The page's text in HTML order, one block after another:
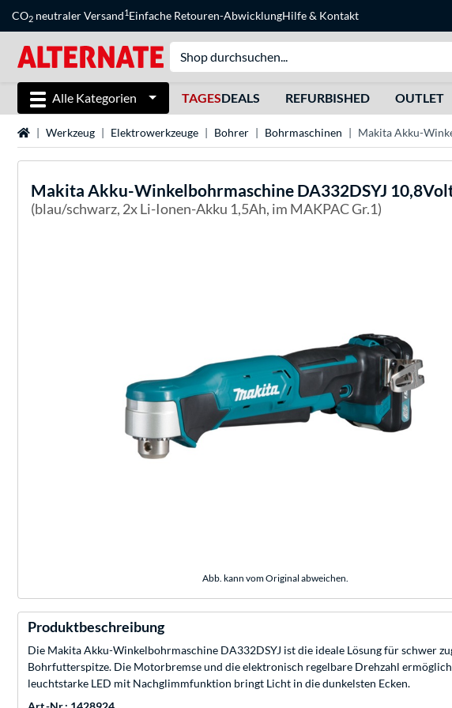
CO2 neutraler Versand1Einfache Retouren-AbwicklungHilfe& Kontakt
Alle Kategorien TAGESDEALS REFURBISHED OUTLET
StartseiteWerkzeug Elektrowerkzeuge Bohrer Bohrmaschinen Makita Akku-
Makita Akku-Winkelbohrmaschine DA332DSYJ
(blau/schwarz, 2x Li-Ionen-Akku 1,5Ah, im MAKPAC Gr.1)
Abb. kann vom Original abweichen.
Produktbeschreibung
Die Makita Akku-Winkelbohrmaschine DA332DSYJ ist die ideale Lösung für schwer
Bohrfutterspitze. Die Motorbremse und die elektronisch regelbare Drehzahl
leuchtstarke LED mit Nachglimmfunktion bringt Licht in die dunkelsten Ecken.